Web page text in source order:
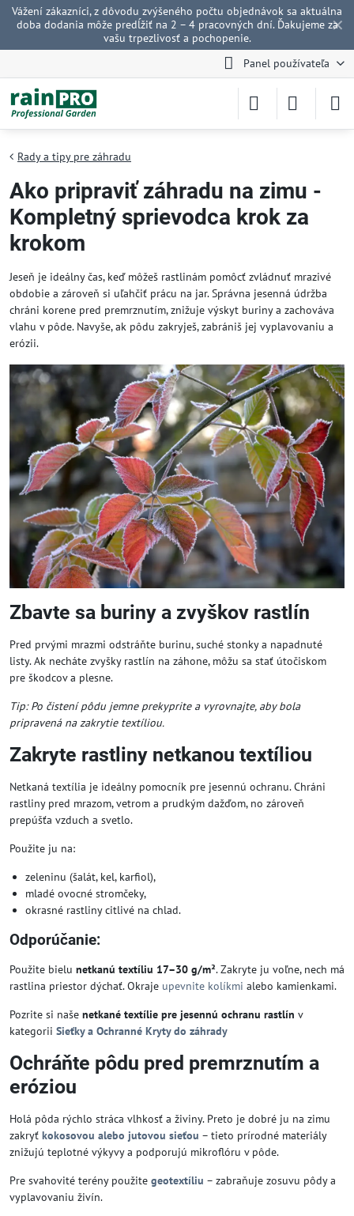
✕
Vážení zákazníci, z dôvodu zvýšeného počtu objednávok sa aktuálna
doba dodania môže predĺžiť na 2 – 4 pracovných dní. Ďakujeme za
vašu trpezlivosť a pochopenie.
Panel používateľa
Rady a tipy pre záhradu
Ako pripraviť záhradu na zimu -
Kompletný sprievodca krok za
krokom
Jeseň je ideálny čas, keď môžeš rastlinám pomôcť zvládnuť mrazivé
obdobie a zároveň si uľahčiť prácu na jar. Správna jesenná údržba
chráni korene pred premrznutím, znižuje výskyt buriny a zachováva
vlahu v pôde. Navyše, ak pôdu zakryješ, zabrániš jej vyplavovaniu a
erózii.
Zbavte sa buriny a zvyškov rastlín
Pred prvými mrazmi odstráňte burinu, suché stonky a napadnuté
listy. Ak necháte zvyšky rastlín na záhone, môžu sa stať útočiskom
pre škodcov a plesne.
Tip: Po čistení pôdu jemne prekyprite a vyrovnajte, aby bola
pripravená na zakrytie textíliou.
Zakryte rastliny netkanou textíliou
Netkaná textília je ideálny pomocník pre jesennú ochranu. Chráni
rastliny pred mrazom, vetrom a prudkým dažďom, no zároveň
prepúšťa vzduch a svetlo.
Použite ju na:
zeleninu (šalát, kel, karfiol),
mladé ovocné stromčeky,
okrasné rastliny citlivé na chlad.
Odporúčanie:
Použite bielu netkanú textíliu 17–30 g/m². Zakryte ju voľne, nech má
rastlina priestor dýchať. Okraje upevnite kolíkmi alebo kamienkami.
Pozrite si naše netkané textílie pre jesennú ochranu rastlín v
kategorii Sieťky a Ochranné Kryty do záhrady
Ochráňte pôdu pred premrznutím a
eróziou
Holá pôda rýchlo stráca vlhkosť a živiny. Preto je dobré ju na zimu
zakryť kokosovou alebo jutovou sieťou – tieto prírodné materiály
znižujú teplotné výkyvy a podporujú mikroflóru v pôde.
Pre svahovité terény použite geotextíliu – zabraňuje zosuvu pôdy a
vyplavovaniu živín.